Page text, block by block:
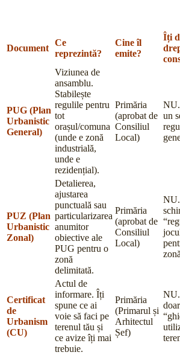
Document
Ce
reprezintă?
Cine îl
emite?
Îți
PUG (Plan
Urbanistic
General)
Viziunea de
ansamblu.
Stabilește
regulile pentru
tot
orașul/comuna
(unde e zonă
industrială,
unde e
rezidențial).
Primăria
(aprobat de
Consiliul
Local)
un
PUZ (Plan
Urbanistic
Zonal)
Detalierea,
ajustarea
punctuală sau
particularizarea
anumitor
obiective ale
PUG pentru o
zonă
delimitată.
Primăria
(aprobat de
Consiliul
Local)
Certificat
de
Urbanism
(CU)
Actul de
informare. Îți
spune ce ai
voie să faci pe
terenul tău și
ce avize îți mai
trebuie.
Primăria
(Primarul și
Arhitectul
Șef)